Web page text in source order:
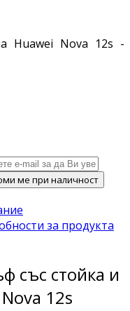
Huawei Nova 12s -
ме при наличност
за продукта
със стойка и
12s